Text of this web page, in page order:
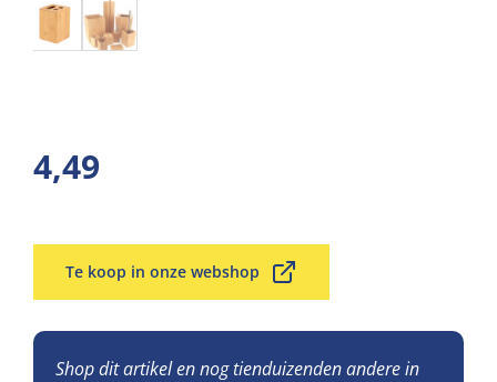
4,49
Te koop in onze webshop
Shop dit artikel en nog tienduizenden andere in